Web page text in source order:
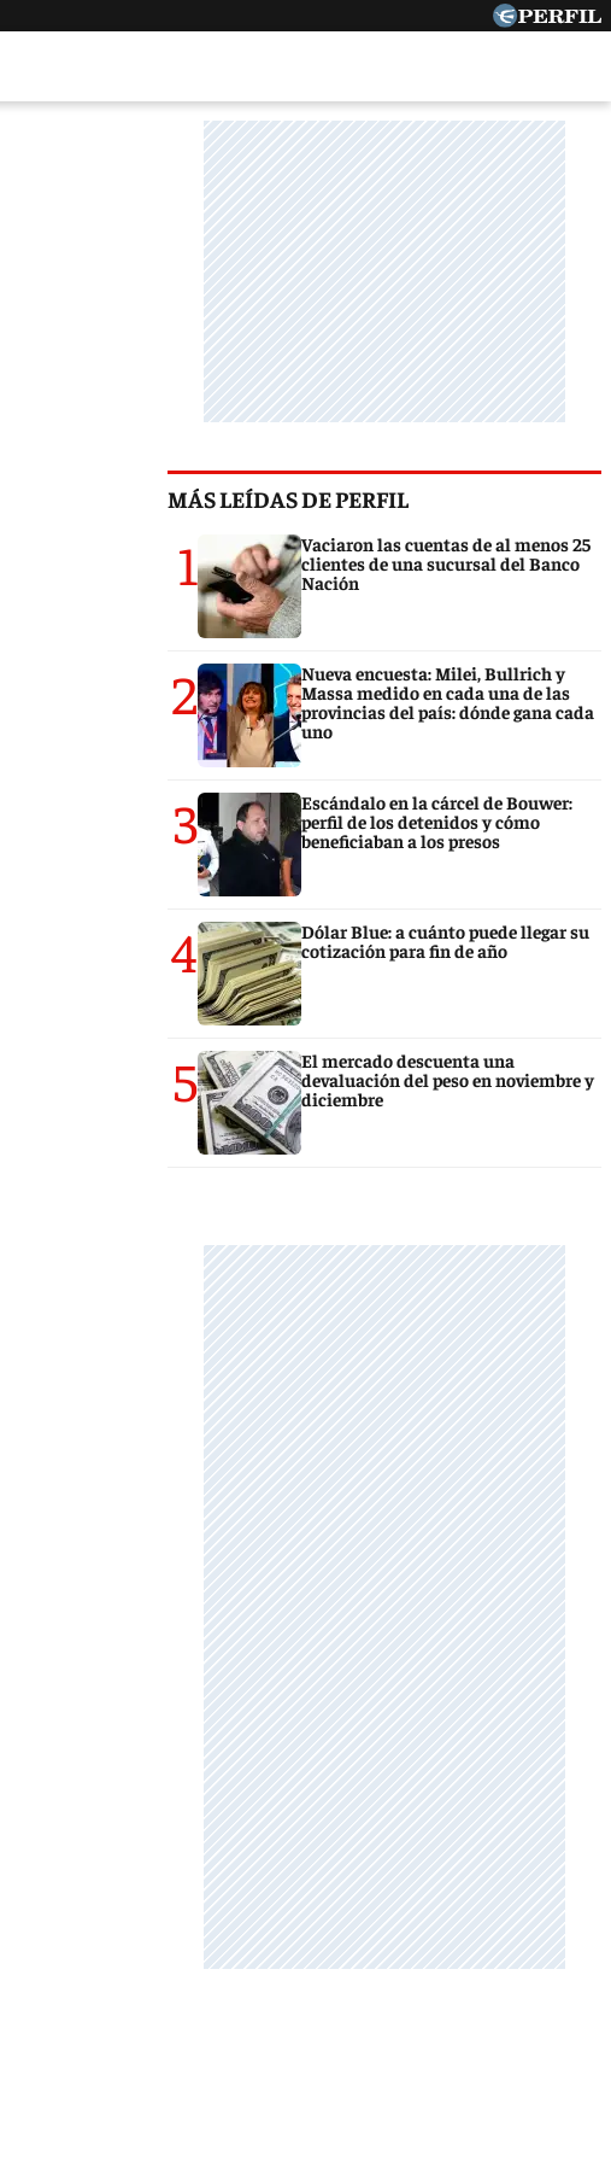
MÁS LEÍDAS DE PERFIL
1
Vaciaron las cuentas de al menos 25
clientes de una sucursal del Banco
Nación
2
Nueva encuesta: Milei, Bullrich y
Massa medido en cada una de las
provincias del país: dónde gana cada
uno
3
Escándalo en la cárcel de Bouwer:
perfil de los detenidos y cómo
beneficiaban a los presos
4
Dólar Blue: a cuánto puede llegar su
cotización para fin de año
5
El mercado descuenta una
devaluación del peso en noviembre y
diciembre